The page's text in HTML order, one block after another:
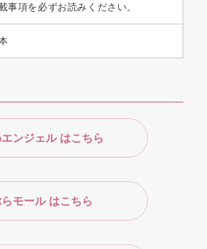
事項を必ずお読みください。
ンジェル はこちら
モール はこちら